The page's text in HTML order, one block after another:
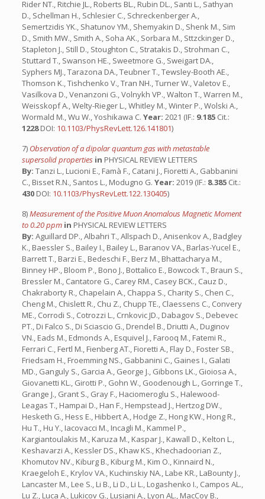
Rider NT., Ritchie JL., Roberts BL., Rubin DL., Santi L., Sathyan
D., Schellman H., Schlesier C., Schreckenberger A.,
Semertzidis YK., Shatunov YM., Shemyakin D., Shenk M., Sim
D., Smith MW., Smith A., Soha AK., Sorbara M., Sttzckinger D.,
Stapleton J., Still D., Stoughton C., Stratakis D., Strohman C.,
Stuttard T., Swanson HE., Sweetmore G., Sweigart DA.,
Syphers MJ., Tarazona DA., Teubner T., Tewsley-Booth AE.,
Thomson K., Tishchenko V., Tran NH., Turner W., Valetov E.,
Vasilkova D., Venanzoni G., Volnykh VP., Walton T., Warren M.,
Weisskopf A., Welty-Rieger L., Whitley M., Winter P., Wolski A.,
Wormald M., Wu W., Yoshikawa C. Year: 2021 (IF.: 9.185 Cit.:
1228DOI: 10.1103/PhysRevLett.126.141801)
7) Observation of a dipolar quantum gas with metastable
supersolid properties in PHYSICAL REVIEW LETTERS
By: Tanzi L., Lucioni E., Famà F., Catani J., Fioretti A., Gabbanini
C., Bisset R.N., Santos L., Modugno G. Year: 2019 (IF.: 8.385 Cit.:
430 DOI: 10.1103/PhysRevLett.122.130405)
8)Measurement of the Positive Muon Anomalous Magnetic Moment
to 0.20 ppm in PHYSICAL REVIEW LETTERS
By: Aguillard DP., Albahri T., Allspach D., Anisenkov A., Badgley
K., Baessler S., Bailey I., Bailey L., Baranov VA., Barlas-Yucel E.,
Barrett T., Barzi E., Bedeschi F., Berz M., Bhattacharya M.,
Binney HP., Bloom P., Bono J., Bottalico E., Bowcock T., Braun S.,
Bressler M., Cantatore G., Carey RM., Casey BCK., Cauz D.,
Chakraborty R., Chapelain A., Chappa S., Charity S., Chen C.,
Cheng M., Chislett R., Chu Z., Chupp TE., Claessens C., Convery
ME., Corrodi S., Cotrozzi L., Crnkovic JD., Dabagov S., Debevec
PT., Di Falco S., Di Sciascio G., Drendel B., Driutti A., Duginov
VN., Eads M., Edmonds A., Esquivel J., Farooq M., Fatemi R.,
Ferrari C., Fertl M., Fienberg AT., Fioretti A., Flay D., Foster SB.,
Friedsam H., Froemming NS., Gabbanini C., Gaines I., Galati
MD., Ganguly S., Garcia A., George J., Gibbons LK., Gioiosa A.,
Giovanetti KL., Girotti P., Gohn W., Goodenough L., Gorringe T.,
Grange J., Grant S., Gray F., Haciomeroglu S., Halewood-
Leagas T., Hampai D., Han F., Hempstead J., Hertzog DW.,
Hesketh G., Hess E., Hibbert A., Hodge Z., Hong KW., Hong R.,
Hu T., Hu Y., Iacovacci M., Incagli M., Kammel P.,
Kargiantoulakis M., Karuza M., Kaspar J., Kawall D., Kelton L.,
Keshavarzi A., Kessler DS., Khaw KS., Khechadoorian Z.,
Khomutov NV., Kiburg B., Kiburg M., Kim O., Kinnaird N.,
Kraegeloh E., Krylov VA., Kuchinskiy NA., Labe KR., LaBounty J.,
Lancaster M., Lee S., Li B., Li D., Li L., Logashenko I., Campos AL.,
Lu Z., Luca A., Lukicov G., Lusiani A., Lyon AL., MacCoy B.,